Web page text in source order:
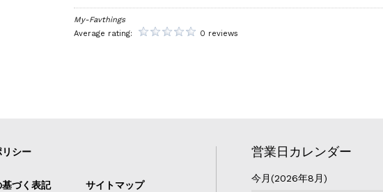
My-Favthings
Average rating:
0 reviews
営業日カレンダー
今月(2026年8月)
リシー
づく表記 サイトマップ